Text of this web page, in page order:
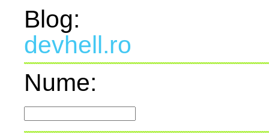
Blog:
devhell.ro
Nume: